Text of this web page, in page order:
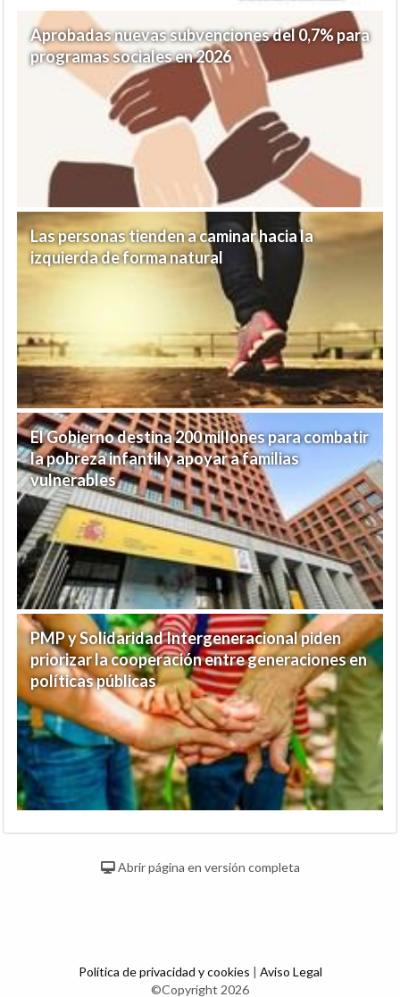
Aprobadas nuevas subvenciones del 0,7% para
programas sociales en 2026
Las personas tienden a caminar hacia la
izquierda de forma natural
El Gobierno destina 200 millones para combatir
la pobreza infantil y apoyar a familias
vulnerables
PMP y Solidaridad Intergeneracional piden
priorizar la cooperación entre generaciones en
políticas públicas
Abrir página en versión completa
Política de privacidad y cookies | Aviso Legal
©Copyright 2026